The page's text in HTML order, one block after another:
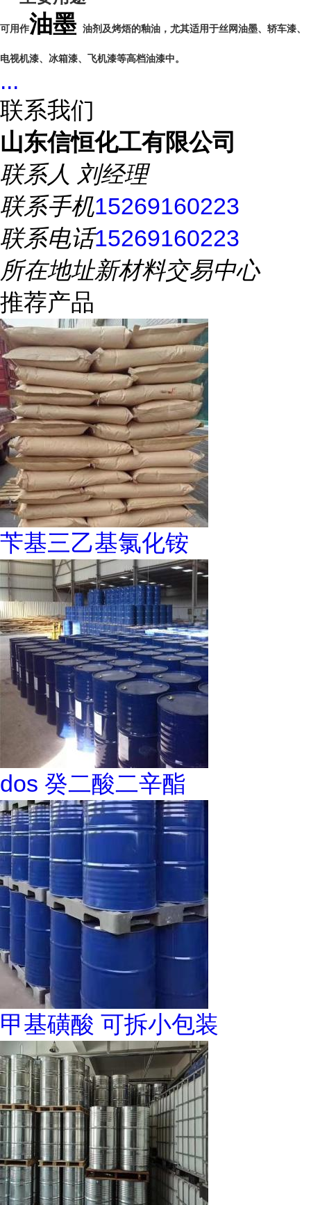
可用作油墨 油剂及烤焐的釉油，尤其适用于丝网油墨、轿车漆、
电视机漆、冰箱漆、飞机漆等高档油漆中。
...
联系我们
山东信恒化工有限公司
联系人 刘经理
联系手机15269160223
联系电话15269160223
所在地址新材料交易中心
推荐产品
苄基三乙基氯化铵
dos 癸二酸二辛酯
甲基磺酸 可拆小包装